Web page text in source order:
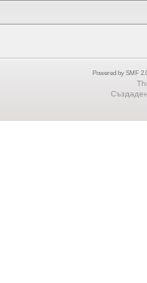
Powered by SMF